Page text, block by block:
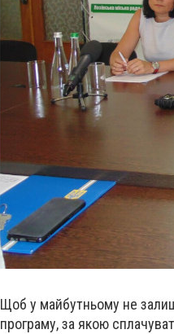
Щоб у майбутньому не
програму, за якою